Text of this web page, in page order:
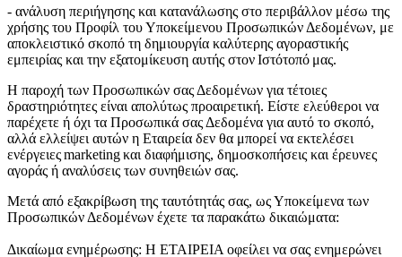
- ανάλυση περιήγησης και κατανάλωσης στο περιβάλλον μέσω της
χρήσης του Προφίλ του Υποκείμενου Προσωπικών Δεδομένων, με
αποκλειστικό σκοπό τη δημιουργία καλύτερης αγοραστικής
εμπειρίας και την εξατομίκευση αυτής στον Ιστότοπό μας.
Η παροχή των Προσωπικών σας Δεδομένων για τέτοιες
δραστηριότητες είναι απολύτως προαιρετική. Είστε ελεύθεροι να
παρέχετε ή όχι τα Προσωπικά σας Δεδομένα για αυτό το σκοπό,
αλλά ελλείψει αυτών η Εταιρεία δεν θα μπορεί να εκτελέσει
ενέργειες marketing και διαφήμισης, δημοσκοπήσεις και έρευνες
αγοράς ή αναλύσεις των συνηθειών σας.
Μετά από εξακρίβωση της ταυτότητάς σας, ως Υποκείμενα των
Προσωπικών Δεδομένων έχετε τα παρακάτω δικαιώματα:
Δικαίωμα ενημέρωσης: Η ΕΤΑΙΡΕΙΑ οφείλει να σας ενημερώνει